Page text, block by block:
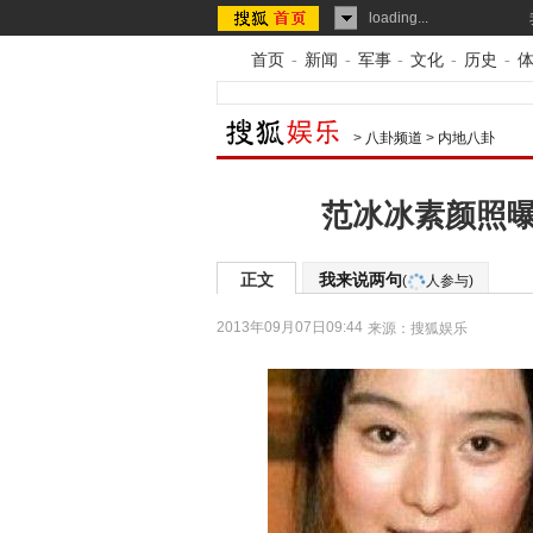
loading...
首页 - 新闻 - 军事 - 文化 - 历史 -
> 八卦频道 > 内地八卦
范冰冰素颜照
正文 我来说两句( 人参与)
2013年09月07日09:44 来源： 搜狐娱乐